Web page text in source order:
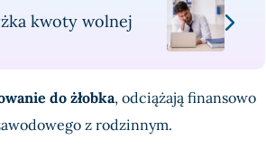
kwoty wolnej
do żłobka, odciążają finansowo
z rodzinnym.